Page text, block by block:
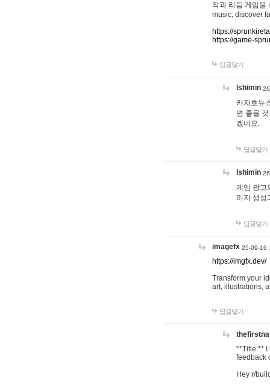
작과 리듬 게임을
music, discover
https://
https://game-
답글달기
lshimin
카자흐뉴
면 좋을
겠네요.
답글달기
lshimin
게임 광고
미지 생성
답글달기
imagefx 25-09-16
https://imgfx.dev/
Transform your
art, illustrations,
답글달기
**Title:** I
feedback
Hey r/